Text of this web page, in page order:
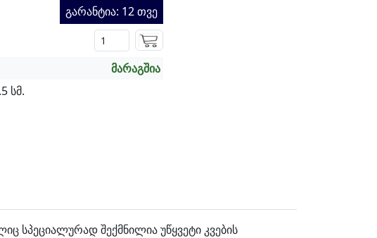
გარანტია: 12 თვე
მარაგშია
სმ.
სპეციალურად შექმნილია უწყვეტი კვების